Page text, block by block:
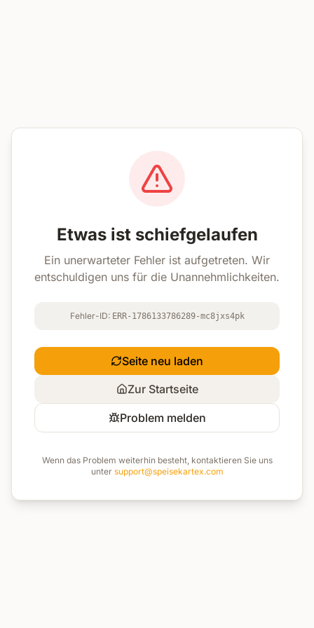
Etwas ist schiefgelaufen
Ein unerwarteter Fehler ist aufgetreten. Wir
entschuldigen uns für die Unannehmlichkeiten.
Fehler-ID: ERR-1786133786289-mc8jxs4pk
Seite neu laden
Zur Startseite
Problem melden
Wenn das Problem weiterhin besteht, kontaktieren Sie uns
unter support@speisekartex.com